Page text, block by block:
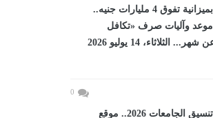
بميزانية تفوق 4 مليارات جنيه..
موعد وآليات صرف «تكافل
وكرامة» عن شهر... الثلاثاء، 14 يوليو 2026
0
تنسيق الجامعات 2026.. موقع